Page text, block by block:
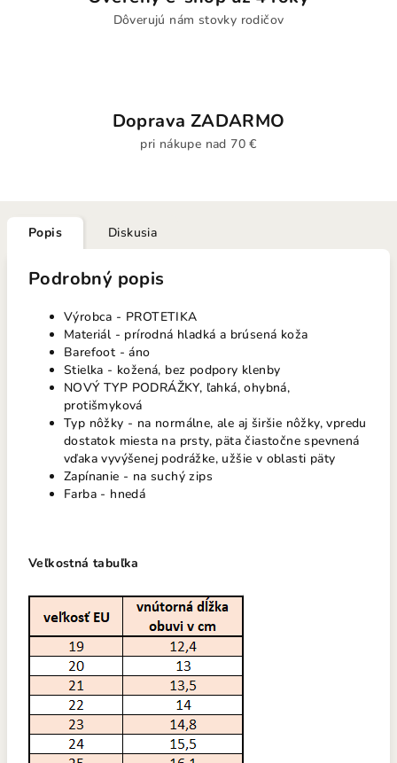
Dôverujú nám stovky rodičov
Doprava ZADARMO
pri nákupe nad 70 €
Popis Diskusia
Podrobný popis
Výrobca - PROTETIKA
Materiál - prírodná hladká a brúsená koža
Barefoot - áno
Stielka - kožená, bez podpory klenby
NOVÝ TYP PODRÁŽKY, ľahká, ohybná,
protišmyková
Typ nôžky - na normálne, ale aj širšie nôžky, vpredu
dostatok miesta na prsty, päta čiastočne spevnená
vďaka vyvýšenej podrážke, užšie v oblasti päty
Zapínanie - na suchý zips
Farba - hnedá
Veľkostná tabuľka